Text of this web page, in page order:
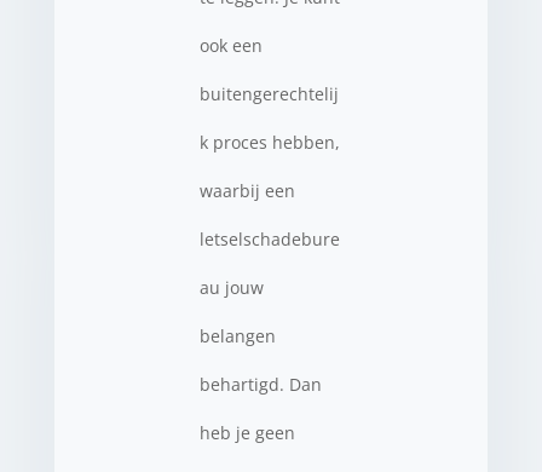
ook een
buitengerechtelij
k proces hebben,
waarbij een
letselschadebure
au jouw
belangen
behartigd. Dan
heb je geen